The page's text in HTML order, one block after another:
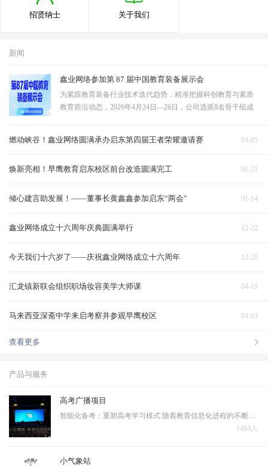
招贤纳士 关于我们
新闻
鑫业网络参加第 87 届中国教育装备展示会
为紧跟教育装备行业技术迭代趋势，精准把握科创教育与素质
教育前沿动态，2026年4月24日—26日，公司选派8名骨干组成
示墙三大核心领域深度研学，全面吸收行…
04-05
燃动峡谷！鑫业网络圆满承办启东第四届王者荣耀邀请赛
01-21
焕新亮相！早鹰教育启东校区前台改造圆满完工
01-14
倾心建言助发展！——董事长黄鑫鑫参加启东“两会”
12-22
鑫业网络成立十六周年庆典圆满举行
12-20
今天我们十六岁了——庆祝鑫业网络成立十六周年
04-19
汇龙镇新联会组织职场妆容美学大师课
04-03
马来西亚深斋中学来启考察并参观早鹰校区
查看更多
产品与服务
高考广播项目
1464人
小气象站